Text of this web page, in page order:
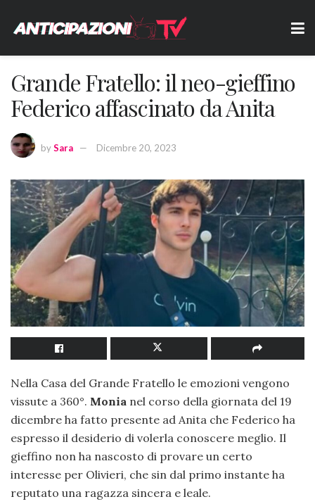
Grande Fratello: il neo-gieffino
Federico affascinato da Anita
bySara Dicembre 20, 2023
Nella Casa del Grande Fratello le emozioni vengono
vissute a 360°. Monia nel corso della giornata del 19
dicembre ha fatto presente ad Anita che Federico ha
espresso il desiderio di volerla conoscere meglio. Il
gieffino non ha nascosto di provare un certo
interesse per Olivieri, che sin dal primo instante ha
reputato una ragazza sincera e leale.